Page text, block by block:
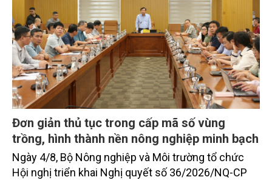
Đơn giản thủ tục trong cấp mã số vùng
trồng, hình thành nền nông nghiệp minh bạch
Ngày 4/8, Bộ Nông nghiệp và Môi trường tổ chức
Hội nghị triển khai Nghị quyết số 36/2026/NQ-CP